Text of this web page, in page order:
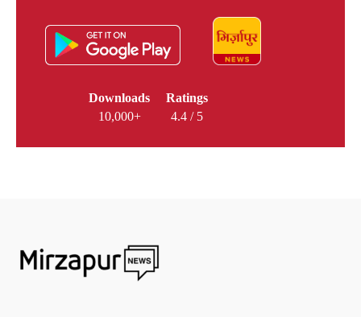
Downloads
10,000+
Ratings
4.4 / 5